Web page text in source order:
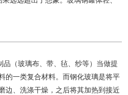
品（玻璃布、带、毡、纱等）当做提
的一类复合材料。而钢化玻璃是将平
边、洗涤干燥，之后将其加热到接近